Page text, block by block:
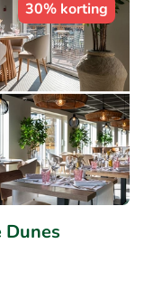
30% korting